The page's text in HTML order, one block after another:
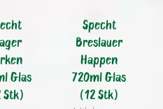
Glas
Stk)
Specht
Breslauer
Happen
720ml Glas
(12 Stk)